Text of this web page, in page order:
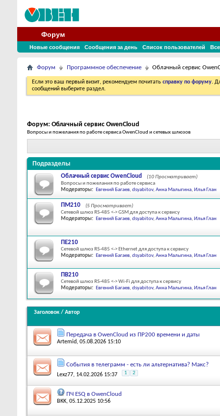
Форум
Новые сообщения Сообщения за день Список пользователей
Форум Программное обеспечение Облачный сервис
Если это ваш первый визит, рекомендуем почитать справку по форуму.
сообщений выберите раздел.
Форум: Облачный сервис OwenCloud
Вопросы и пожелания по работе сервиса OwenCloud и сетевых шлюзов
Подразделы
Облачный сервис OwenCloud
(10 Просматривает)
Вопросы и пожелания по работе сервиса
Модераторы: Евгений Багаев, dsyabitov, Анна Малыгина, Илья Глан
ПМ210
(5 Просматривает)
Сетевой шлюз RS-485 <-> GSM для доступа к сервису
Модераторы: Евгений Багаев, dsyabitov, Анна Малыгина, Илья Глан
ПЕ210
Сетевой шлюз RS-485 <-> Ethernet для доступа к сервису
Модераторы: Евгений Багаев, dsyabitov, Анна Малыгина, Илья Глан
ПВ210
Сетевой шлюз RS-485 <-> Wi-Fi для доступа к сервису
Модераторы: Евгений Багаев, dsyabitov, Анна Малыгина, Илья Глан
Заголовок / Автор
Передача в OwenCloud из ПР200 времени и даты
Artemid, 05.08.2026 15:10
События в телеграмм - есть ли альтернатива? Макс?
Lexz77, 14.02.2026 15:37 1 2
ПЧ ESQ в OwenCloud
BKK, 05.12.2025 10:56